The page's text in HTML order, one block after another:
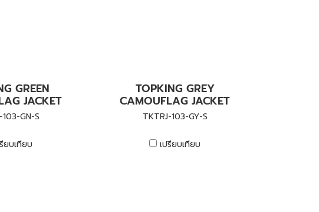
GREEN
JACKET
GN-S
ยบเทียบ
TOPKING GREY
CAMOUFLAG JACKET
TKTRJ-103-GY-S
เปรียบเทียบ